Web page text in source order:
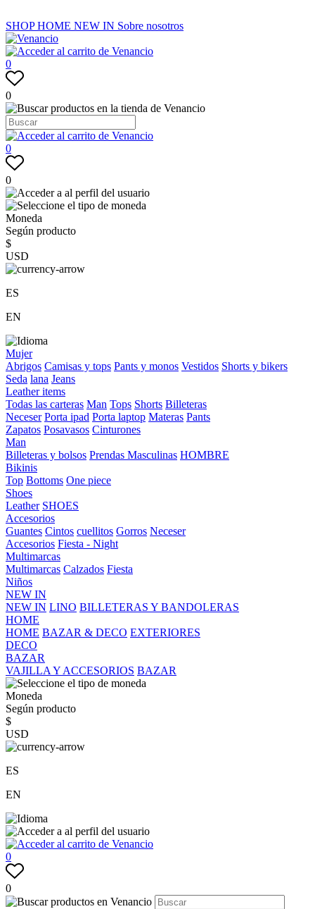
SHOPHOME NEW IN Sobre nosotros
0
0
0
0
Moneda
Según producto
$
USD
ES
EN
Mujer
Abrigos Camisas y tops Pants y monos Vestidos Shorts y bikers
Seda lana Jeans
Leather items
Todas las carteras Man Tops Shorts Billeteras
Neceser Porta ipad Porta laptop Materas Pants
Zapatos Posavasos Cinturones
Man
Billeteras y bolsos Prendas Masculinas HOMBRE
Bikinis
Top Bottoms One piece
Shoes
Leather SHOES
Accesorios
Guantes Cintos cuellitos Gorros Neceser
Accesorios Fiesta - Night
Multimarcas
Multimarcas Calzados Fiesta
Niños
NEW IN
NEW IN LINO BILLETERAS Y BANDOLERAS
HOME
HOME BAZAR & DECO EXTERIORES
DECO
BAZAR
VAJILLA Y ACCESORIOS BAZAR
Moneda
Según producto
$
USD
ES
EN
0
0